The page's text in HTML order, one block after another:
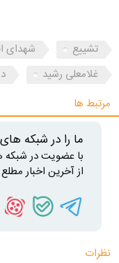
تشییع شهدای
غلامعلی رشید
مرتبط ها
ما را در شبکه
با عضویت در شبکه
از آخرین اخبار
نظرات